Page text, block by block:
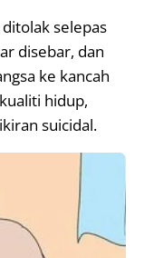
selepas
disebar, dan
ke kancah
hidup,
suicidal.